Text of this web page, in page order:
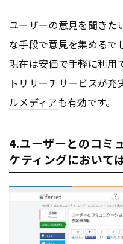
ユーザーの意見を聞きた
な手段で意見を集めるで
現在は安価で手軽に利用
トリサーチサービスが充
ルメディアも有効です。
4.ユーザーとのコミ
ケティングにおいて